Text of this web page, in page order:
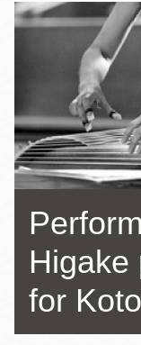
連
Higake
for Koto